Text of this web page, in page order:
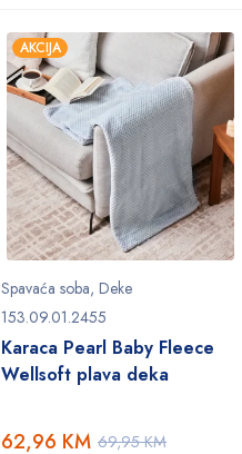
AKCIJA
Spavaća soba, Deke
153.09.01.2455
Karaca Pearl Baby Fleece
Wellsoft plava deka
69,95KM
62,96 KM